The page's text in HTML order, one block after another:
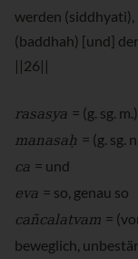
werden
(baddhah) [und]
||26||
rasasya = (g. sg.
manasaḥ = (g. sg.
ca = und
eva = so, genau so
cañcalatvam =
beweglich,